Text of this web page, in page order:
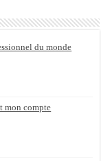
du monde
mon compte